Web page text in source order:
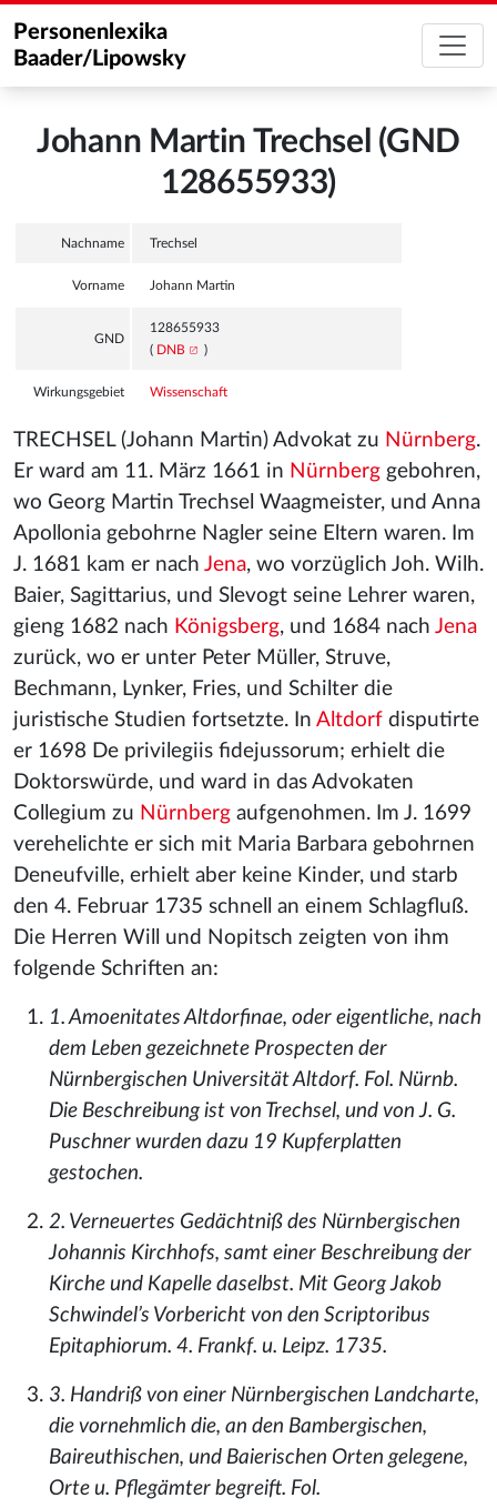
Personenlexika
Baader/Lipowsky
Johann Martin Trechsel (GND
128655933)
Nachname Trechsel
Vorname Johann Martin
GND
128655933
( DNB )
Wirkungsgebiet Wissenschaft
TRECHSEL (Johann Martin) Advokat zu Nürnberg.
Er ward am 11. März 1661 in Nürnberg gebohren,
wo Georg Martin Trechsel Waagmeister, und Anna
Apollonia gebohrne Nagler seine Eltern waren. Im
J. 1681 kam er nach Jena, wo vorzüglich Joh. Wilh.
Baier, Sagittarius, und Slevogt seine Lehrer waren,
gieng 1682 nach Königsberg, und 1684 nach Jena
zurück, wo er unter Peter Müller, Struve,
Bechmann, Lynker, Fries, und Schilter die
juristische Studien fortsetzte. In Altdorf disputirte
er 1698 De privilegiis fidejussorum; erhielt die
Doktorswürde, und ward in das Advokaten
Collegium zu Nürnberg aufgenohmen. Im J. 1699
verehelichte er sich mit Maria Barbara gebohrnen
Deneufville, erhielt aber keine Kinder, und starb
den 4. Februar 1735 schnell an einem Schlagfluß.
Die Herren Will und Nopitsch zeigten von ihm
folgende Schriften an:
1. Amoenitates Altdorfinae, oder eigentliche, nach
dem Leben gezeichnete Prospecten der
Nürnbergischen Universität Altdorf. Fol. Nürnb.
Die Beschreibung ist von Trechsel, und von J. G.
Puschner wurden dazu 19 Kupferplatten
gestochen.
2. Verneuertes Gedächtniß des Nürnbergischen
Johannis Kirchhofs, samt einer Beschreibung der
Kirche und Kapelle daselbst. Mit Georg Jakob
Schwindel’s Vorbericht von den Scriptoribus
Epitaphiorum. 4. Frankf. u. Leipz. 1735.
3. Handriß von einer Nürnbergischen Landcharte,
die vornehmlich die, an den Bambergischen,
Baireuthischen, und Baierischen Orten gelegene,
Orte u. Pflegämter begreift. Fol.